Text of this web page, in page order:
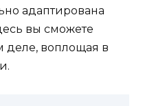
адаптирована
вы сможете
деле, воплощая в